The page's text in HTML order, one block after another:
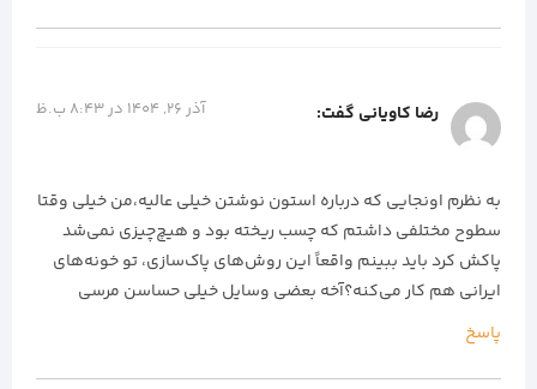
رضا کاویانی گفت: آذر 26, 1404 در 8:43 ب.ظ
به نظرم اونجایی که درباره استون نوشتن خیلی عالیه،من خیلی وقتا
سطوح مختلفی داشتم که چسب ریخته بود و هیچ‌چیزی نمی‌شد
پاکش کرد باید ببینم واقعاً این روش‌های پاک‌سازی، تو خونه‌های
ایرانی هم کار می‌کنه؟آخه بعضی وسایل خیلی حساسن مرسی
پاسخ